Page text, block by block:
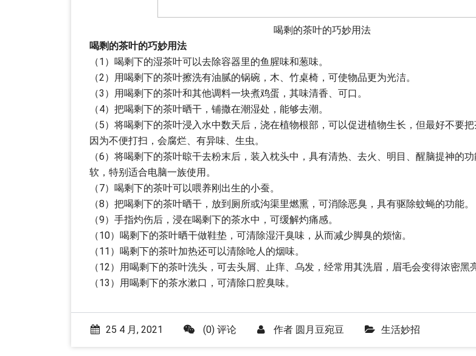
喝剩的茶叶的巧妙用法
喝剩的茶叶的巧妙用法
（1）喝剩下的湿茶叶可以去除容器里的鱼腥味和葱味。
（2）用喝剩下的茶叶擦洗有油腻的锅碗，木、竹桌椅，可使物品更为光洁。
（3）用喝剩下的茶叶和其他调料一块煮鸡蛋，其味清香、可口。
（4）把喝剩下的茶叶晒干，铺撒在潮湿处，能够去潮。
（5）将喝剩下的茶叶浸入水中数天后，浇在植物根部，可以促进植物生长，但最好不要把
因为不便打扫，会腐烂、有异味、生虫。
（6）将喝剩下的茶叶晾干去粉末后，装入枕头中，具有清热、去火、明目、醒脑提神的
软，特别适合电脑一族使用。
（7）喝剩下的茶叶可以喂养刚出生的小蚕。
（8）把喝剩下的茶叶晒干，放到厕所或沟渠里燃熏，可消除恶臭，具有驱除蚊蝇的功能。
（9）手指灼伤后，浸在喝剩下的茶水中，可缓解灼痛感。
（10）喝剩下的茶叶晒干做鞋垫，可清除湿汗臭味，从而减少脚臭的烦恼。
（11）喝剩下的茶叶加热还可以清除呛人的烟味。
（12）用喝剩下的茶叶洗头，可去头屑、止痒、乌发，经常用其洗眉，眉毛会变得浓密黑
（13）用喝剩下的茶水漱口，可清除口腔臭味。
25 4 月, 2021 (0) 评论 作者 圆月豆宛豆 生活妙招